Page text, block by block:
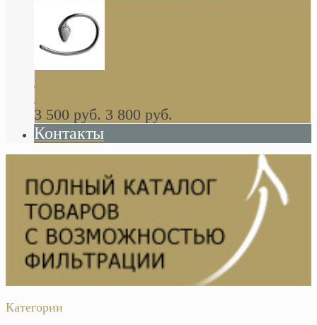
Khala Colombo аксессуары (серия) В
НАЛИЧИИ
3 500 руб. 3 800 руб.
Контакты
Категории